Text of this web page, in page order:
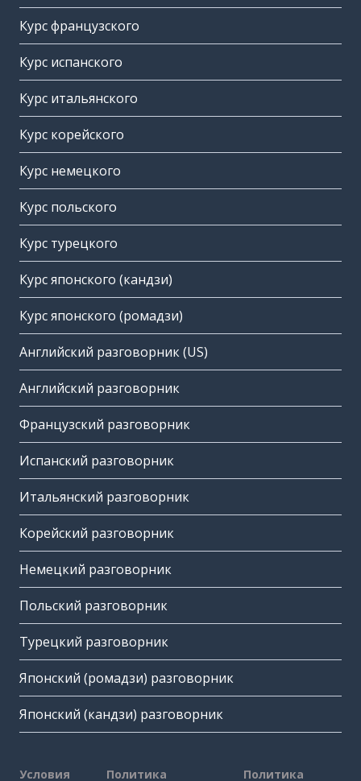
Курс французского
Курс испанского
Курс итальянского
Курс корейского
Курс немецкого
Курс польского
Курс турецкого
Курс японского (кандзи)
Курс японского (ромадзи)
Английский разговорник (US)
Английский разговорник
Французский разговорник
Испанский разговорник
Итальянский разговорник
Корейский разговорник
Немецкий разговорник
Польский разговорник
Турецкий разговорник
Японский (ромадзи) разговорник
Японский (кандзи) разговорник
Условия Политика Политика